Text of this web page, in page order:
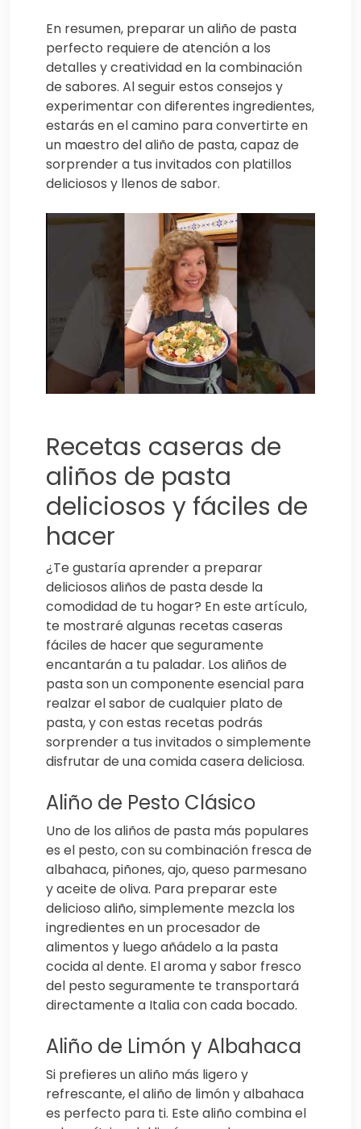
En resumen, preparar un aliño de pasta
perfecto requiere de atención a los
detalles y creatividad en la combinación
de sabores. Al seguir estos consejos y
experimentar con diferentes ingredientes,
estarás en el camino para convertirte en
un maestro del aliño de pasta, capaz de
sorprender a tus invitados con platillos
deliciosos y llenos de sabor.
Recetas caseras de
aliños de pasta
deliciosos y fáciles de
hacer
¿Te gustaría aprender a preparar
deliciosos aliños de pasta desde la
comodidad de tu hogar? En este artículo,
te mostraré algunas recetas caseras
fáciles de hacer que seguramente
encantarán a tu paladar. Los aliños de
pasta son un componente esencial para
realzar el sabor de cualquier plato de
pasta, y con estas recetas podrás
sorprender a tus invitados o simplemente
disfrutar de una comida casera deliciosa.
Aliño de Pesto Clásico
Uno de los aliños de pasta más populares
es el pesto, con su combinación fresca de
albahaca, piñones, ajo, queso parmesano
y aceite de oliva. Para preparar este
delicioso aliño, simplemente mezcla los
ingredientes en un procesador de
alimentos y luego añádelo a la pasta
cocida al dente. El aroma y sabor fresco
del pesto seguramente te transportará
directamente a Italia con cada bocado.
Aliño de Limón y Albahaca
Si prefieres un aliño más ligero y
refrescante, el aliño de limón y albahaca
es perfecto para ti. Este aliño combina el